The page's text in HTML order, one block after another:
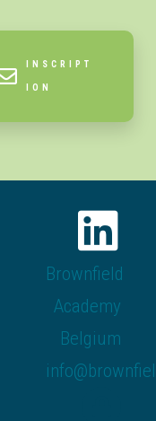
INSCRIPT
ION
Brownfield
Academy
Belgium